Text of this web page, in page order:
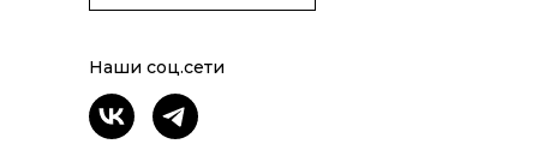
Наши соц.сети